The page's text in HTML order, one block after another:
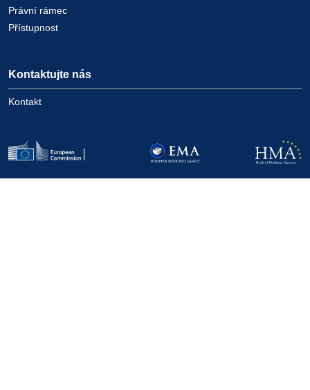
Právní rámec
Přístupnost
Kontaktujte nás
Kontakt